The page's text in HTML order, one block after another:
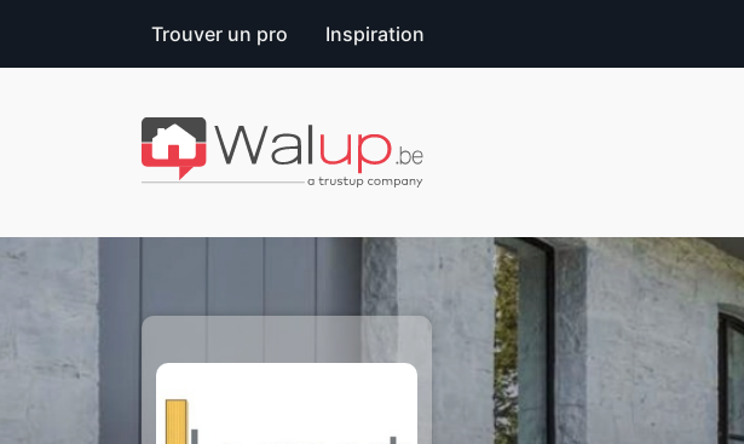
Trouver un pro Inspiration